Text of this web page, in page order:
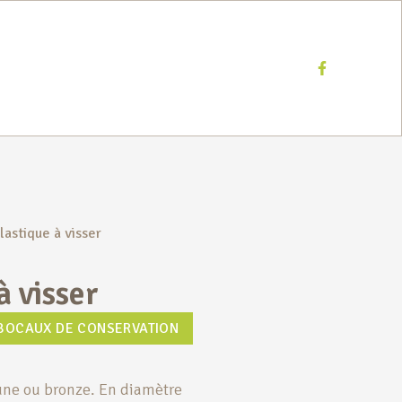
Facebook
à visser
visser
DE CONSERVATION
ou bronze. En diamètre